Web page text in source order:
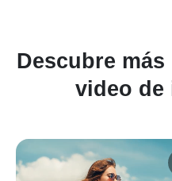
Descubre
video de